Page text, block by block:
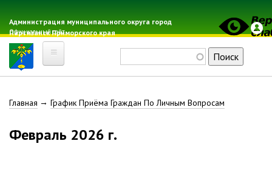
основному
содержанию
Администрация муниципального округа город
Партизанск Приморского края
Официальный сайт
Главная
Электронная почта
Гражданская оборона
Строка
навигации
Главная График Приёма Граждан По Личным Вопросам
февраль 2026 г.